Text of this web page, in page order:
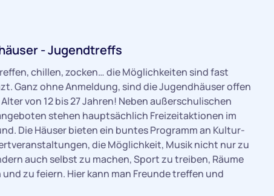
- Jugendtreffs
chillen, zocken… die Möglichkeiten sind fast
Ganz ohne Anmeldung, sind die Jugendhäuser offen
von 12 bis 27 Jahren! Neben außerschulischen
stehen hauptsächlich Freizeitaktionen im
Die Häuser bieten ein buntes Programm an Kultur-
die Möglichkeit, Musik nicht nur zu
auch selbst zu machen, Sport zu treiben, Räume
zu feiern. Hier kann man Freunde treffen und